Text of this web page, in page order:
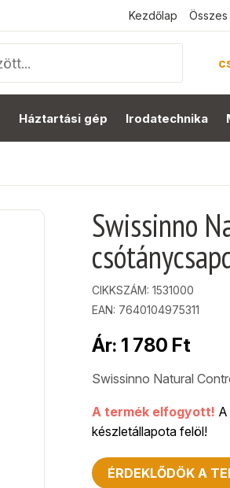
Kezdőlap
Háztartási gép Irodatechnika
Swissinno
CIKKSZÁM: 1531000
EAN: 7640104975311
Ár: 1 780 Ft
Swissinno Natural
A termék elfogyott!
készletállapota felöl!
ÉRDEKLŐDÖK A